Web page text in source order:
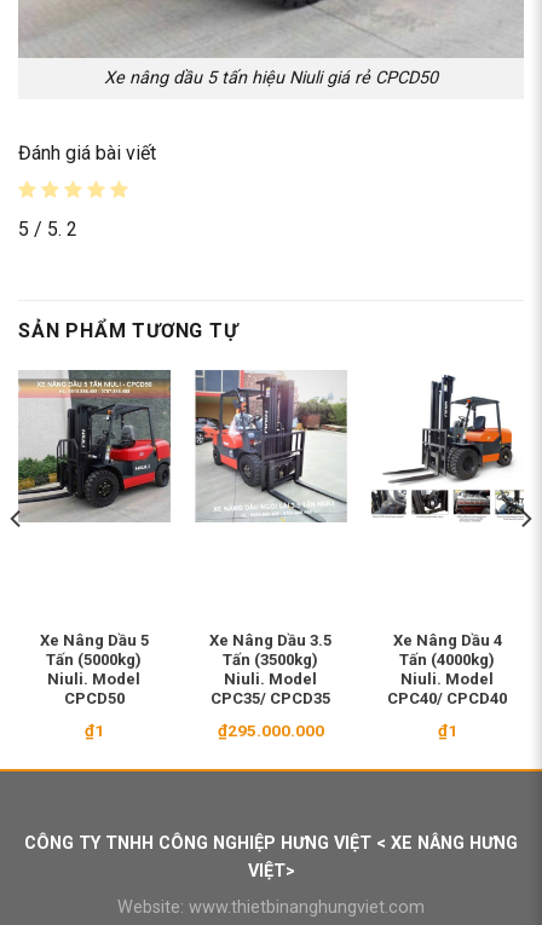
Xe nâng dầu 5 tấn hiệu Niuli giá rẻ CPCD50
Đánh giá bài viết
5 / 5. 2
SẢN PHẨM TƯƠNG TỰ
Xe Nâng Dầu 5
Tấn (5000kg)
Niuli. Model
CPCD50
₫1
Xe Nâng Dầu 3.5
Tấn (3500kg)
Niuli. Model
CPC35/ CPCD35
₫295.000.000
Xe Nâng Dầu 4
Tấn (4000kg)
Niuli. Model
CPC40/ CPCD40
₫1
CÔNG TY TNHH CÔNG NGHIỆP HƯNG VIỆT < XE NÂNG HƯNG
VIỆT>
Website: www.thietbinanghungviet.com